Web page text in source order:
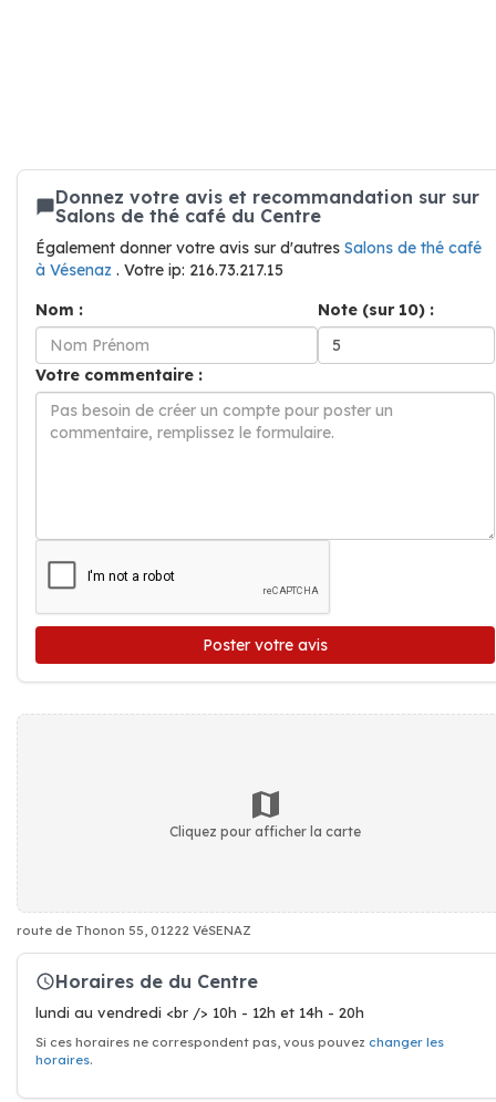
Donnez votre avis et recommandation sur sur
Salons de thé café du Centre
Également donner votre avis sur d'autres Salons de thé café
à Vésenaz . Votre ip: 216.73.217.15
Nom :
Note (sur 10) :
Votre commentaire :
Poster votre avis
Cliquez pour afficher la carte
route de Thonon 55, 01222 VéSENAZ
Horaires de du Centre
lundi au vendredi <br /> 10h - 12h et 14h - 20h
Si ces horaires ne correspondent pas, vous pouvez changer les
horaires.